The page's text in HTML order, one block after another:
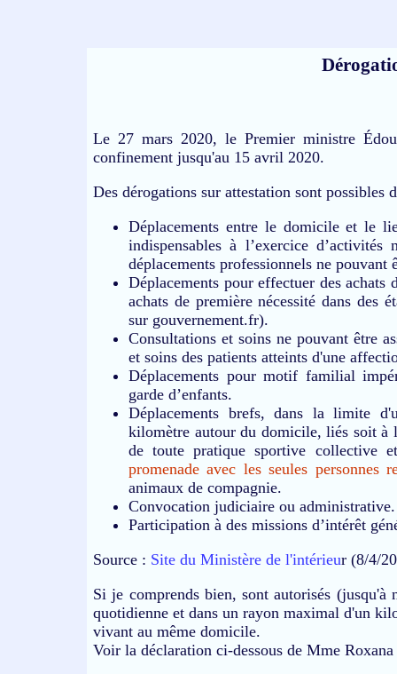
Le 27 mars 2020, le Premier ministre
confinement jusqu'au 15 avril 2020.
Des dérogations sur attestation sont possibles
Déplacements entre le domicile et le
indispensables à l’exercice
déplacements professionnels ne pouvant
Déplacements pour effectuer des achats
achats de première nécessité dans des
sur gouvernement.fr).
Consultations et soins ne pouvant être
et soins des patients atteints d'une
Déplacements pour motif familial
garde d’enfants.
Déplacements brefs, dans la limite
kilomètre autour du domicile, liés soit à
de toute pratique sportive collective
promenade avec les seules personnes
animaux de compagnie.
Convocation judiciaire ou administrative.
Participation à des missions d’intérêt
Source : Site du Ministère de l'intérieur (8/4/
Si je comprends bien, sont autorisés
quotidienne et dans un rayon maximal d'un
vivant au même domicile.
Voir la déclaration ci-dessous de Mme